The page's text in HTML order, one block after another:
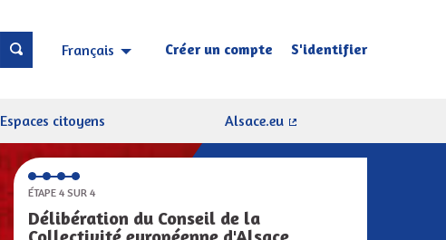
Français Choisir la langue Sprache wählen
Créer un compte S'identifier
Espaces citoyens
Alsace.eu
ÉTAPE 4 SUR 4
Délibération du Conseil de la